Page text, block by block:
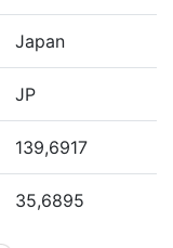
Japan
JP
139,6917
35,6895